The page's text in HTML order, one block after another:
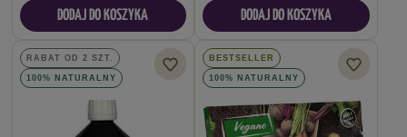
DODAJ DO KOSZYKA DODAJ DO KOSZYKA
RABAT OD 2 SZT.
100% NATURALNY
BESTSELLER
100% NATURALNY